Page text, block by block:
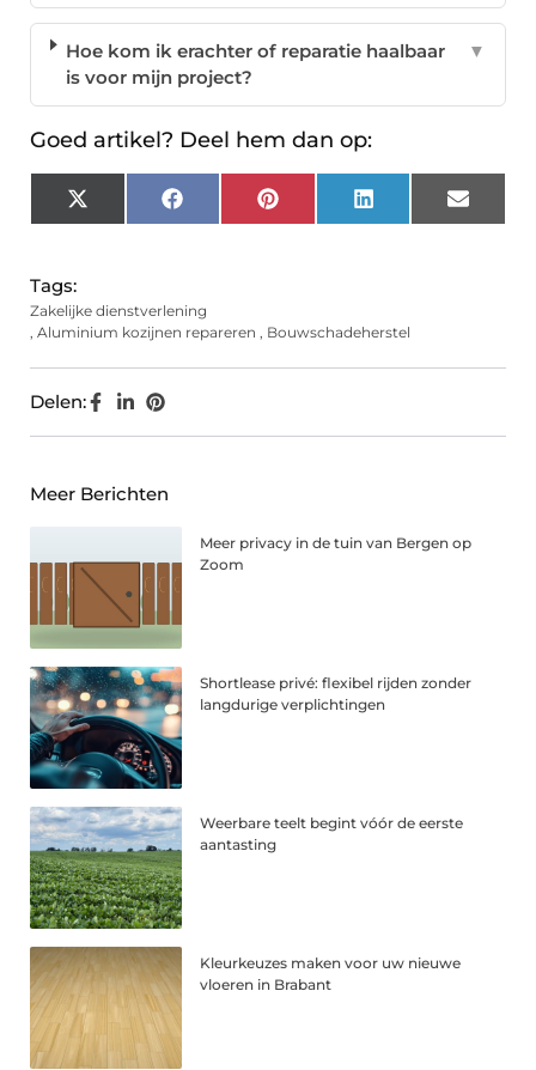
Hoe kom ik erachter of reparatie haalbaar
is voor mijn project?
▼
Goed artikel? Deel hem dan op:
X
(Twitter)
FacebookPinterest LinkedIn Email
Tags:
Zakelijke dienstverlening
, Aluminium kozijnen repareren , Bouwschadeherstel
Delen:
Meer Berichten
Meer privacy in de tuin van Bergen op
Zoom
Shortlease privé: flexibel rijden zonder
langdurige verplichtingen
Weerbare teelt begint vóór de eerste
aantasting
Kleurkeuzes maken voor uw nieuwe
vloeren in Brabant